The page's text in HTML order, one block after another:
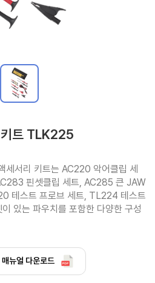
키트 TLK225
서리 키트는 AC220 악어클립 세
핀셋클립 세트, AC285 큰 JAW
테스트 프로브 세트, TL224 테스트
있는 파우치를 포함한 다양한 구성
매뉴얼 다운로드